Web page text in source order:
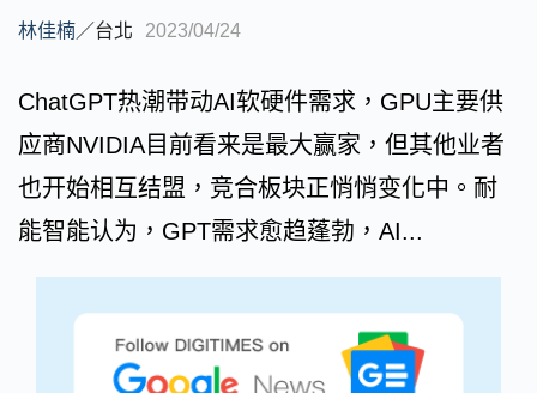
林佳楠／台北 2023/04/24
ChatGPT热潮带动AI软硬件需求，GPU主要供
应商NVIDIA目前看来是最大赢家，但其他业者
也开始相互结盟，竞合板块正悄悄变化中。耐
能智能认为，GPT需求愈趋蓬勃，AI...